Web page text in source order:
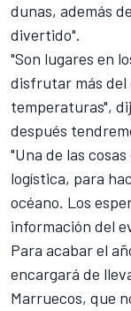
dunas, además
divertido".
"Son lugares en
disfrutar más del
temperaturas",
después
"Una de las
logística, para
océano. Los
información del
Para acabar el
encargará de
Marruecos, que